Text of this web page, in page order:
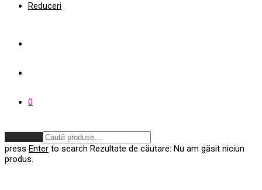
Reduceri
0
press Enter to search Rezultate de căutare: Nu am găsit niciun
produs.